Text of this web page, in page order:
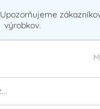
Upozorňujeme
výrobkov.